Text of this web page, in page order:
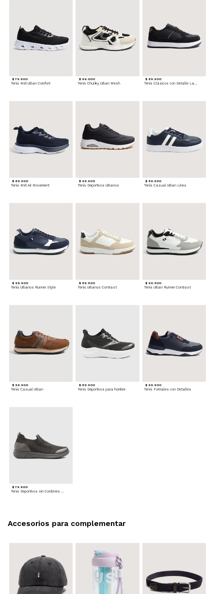
$ 79.900
Tenis Knit Urban Comfort
$ 99.000
Tenis Chunky Urban Mesh
$ 89.900
Tenis Clásicos con Detalle Lateral
$ 89.900
Tenis Knit Air Movement
$ 99.900
Tenis Deportivos Urbanos
$ 89.900
Tenis Casual Urban Lines
$ 99.900
Tenis Urbanos Runner Style
$ 89.900
Tenis Urbanos Contrast
$ 99.900
Tenis Urban Runner Contrast
$ 99.900
Tenis Casual Urban
$ 89.900
Tenis Deportivos para hombre
$ 99.900
Tenis Formales con Detalles
$ 79.900
Accesorios para complementar